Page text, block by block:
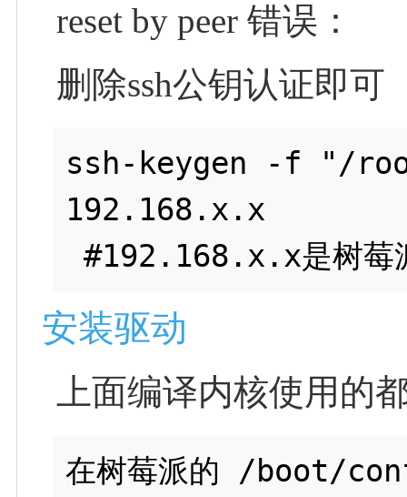
reset by peer 错误：
删除ssh公钥认证即可
ssh-keygen -f "/
192.168.x.x
安装驱动
上面编译内核使用的
在树莓派的 /boot/